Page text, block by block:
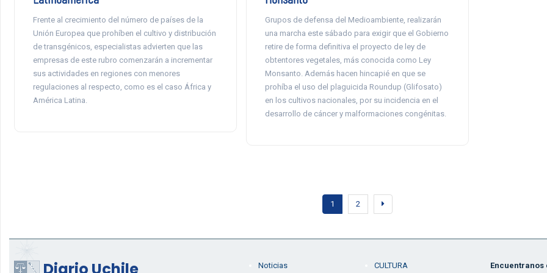
Frente al crecimiento del número de países de la
Unión Europea que prohíben el cultivo y distribución
de transgénicos, especialistas advierten que las
empresas de este rubro comenzarán a incrementar
sus actividades en regiones con menores
regulaciones al respecto, como es el caso África y
América Latina.
Grupos de defensa del Medioambiente, realizarán
una marcha este sábado para exigir que el Gobierno
retire de forma definitiva el proyecto de ley de
obtentores vegetales, más conocida como Ley
Monsanto. Además hacen hincapié en que se
prohíba el uso del plaguicida Roundup (Glifosato)
en los cultivos nacionales, por su incidencia en el
desarrollo de cáncer y malformaciones congénitas.
1 2
Noticias CULTURA Encuentranos